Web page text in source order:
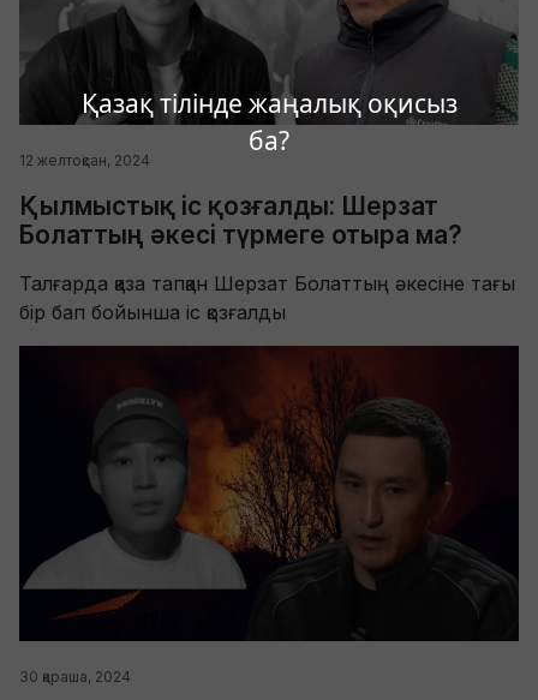
Қазақ тілінде жаңалық оқисыз
ба?
12 желтоқсан, 2024
Қылмыстық іс қозғалды: Шерзат
Болаттың әкесі түрмеге отыра ма?
Талғарда қаза тапқан Шерзат Болаттың әкесіне тағы
бір бап бойынша іс қозғалды
30 қараша, 2024